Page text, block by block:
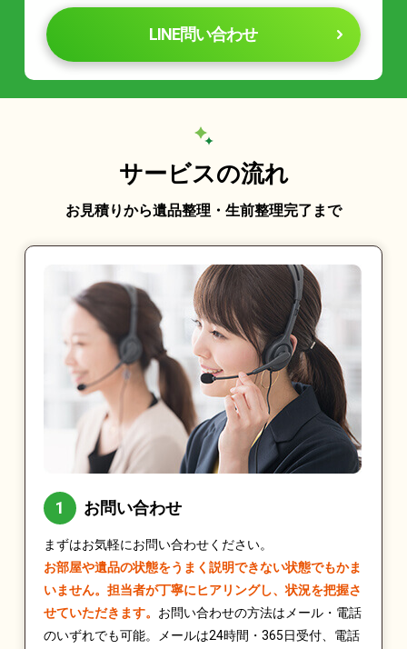
LINE問い合わせ
サービスの流れ
お見積りから遺品整理・生前整理完了まで
お問い合わせ
まずはお気軽にお問い合わせください。
お部屋や遺品の状態をうまく説明できない状態でもかま
いません。担当者が丁寧にヒアリングし、状況を把握さ
せていただきます。 お問い合わせの方法はメール・電話
のいずれでも可能。メールは24時間・365日受付、電話